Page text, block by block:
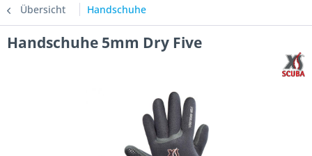
Übersicht Handschuhe
Handschuhe 5mm Dry Five